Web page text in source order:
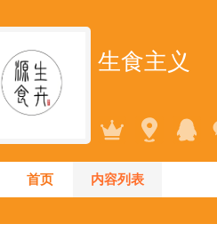
生食主义
首页 内容列表